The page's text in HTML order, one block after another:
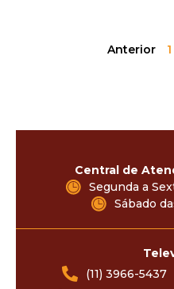
Anterior 1
Central de
Segunda a
Sábado
(11) 3966-5437